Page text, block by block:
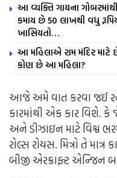
આ વ્યક્તિ ગાયના
કમાય છે 50 લાખથી વધુ
ખાસિયતો…
આ મહિલાએ રામ મંદિર માટે
કોણ છે આ મહિલા?
આજેઅમેવાત કરવાજઈ
કારમાંથી એક કાર વિશે. કે
અનેડીઝાઇનમાટેવિશ્વ
રોલ્સરોયસ. મિત્રોતેમાત્ર
બીજી એરક્રાફ્ટએન્જિન